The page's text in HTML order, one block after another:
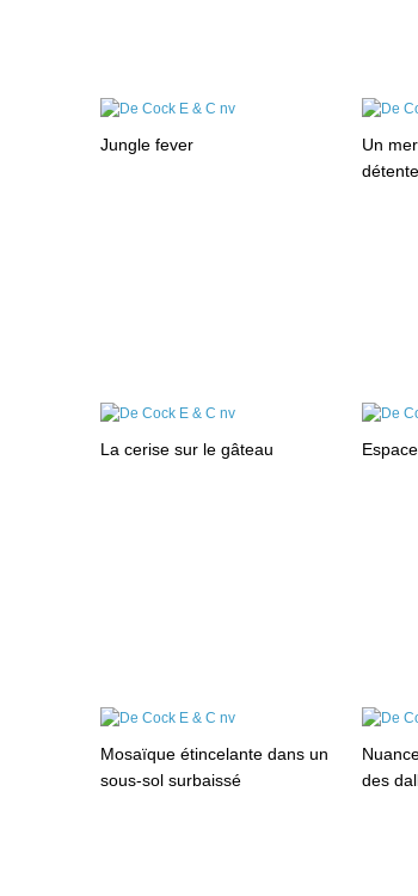
Jungle fever
Un
détente
La cerise sur le gâteau
Mosaïque étincelante dans un
sous-sol surbaissé
des